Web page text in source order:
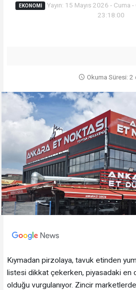
EKONOMI
Yayın: 15 Mayıs 2026 - Cuma
23:18:00
Okuma Süresi: 2
Kıymadan pirzolaya, tavuk etinden
listesi dikkat çekerken, piyasadaki en
olduğu vurgulanıyor. Zincir